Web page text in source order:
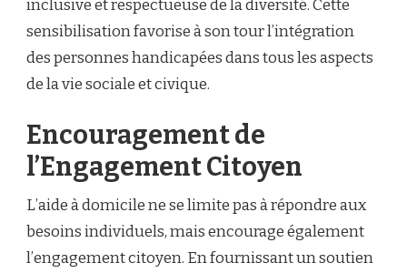
inclusive et respectueuse de la diversité. Cette
sensibilisation favorise à son tour l’intégration
des personnes handicapées dans tous les aspects
de la vie sociale et civique.
Encouragement de
l’Engagement Citoyen
L’aide à domicile ne se limite pas à répondre aux
besoins individuels, mais encourage également
l’engagement citoyen. En fournissant un soutien